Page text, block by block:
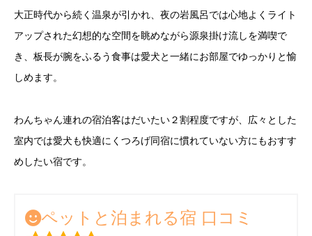
大正時代から続く温泉が引かれ、夜の岩風呂では心地よくライト
アップされた幻想的な空間を眺めながら源泉掛け流しを満喫で
き、板長が腕をふるう食事は愛犬と一緒にお部屋でゆっかりと愉
しめます。
わんちゃん連れの宿泊客はだいたい２割程度ですが、広々とした
室内では愛犬も快適にくつろげ同宿に慣れていない方にもおすす
めしたい宿です。
ペットと泊まれる宿 口コミ